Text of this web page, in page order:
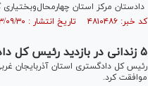
دادستان مرکز استان چهارمحال‌و‌بختیاری گفت: به
کد خبر: ۴۸۱۰۴۸۶ تاریخ انتشار : ۱۴۰۳/۰۹/۳۰
۵ زندانی در بازدید رئیس کل دادگستری آذربایجان غربی از زندان خوی آزاد و با مرخصی ۳۰ نفر موافقت شد
موافقت کرد.